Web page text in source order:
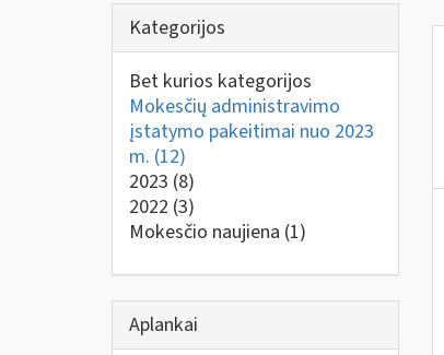
Kategorijos
Bet kurios kategorijos
Mokesčių administravimo
įstatymo pakeitimai nuo 2023
m. (12)
2023 (8)
2022 (3)
Mokesčio naujiena (1)
Aplankai